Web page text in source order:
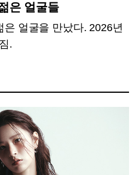
은 얼굴들
얼굴을 만났다. 2026년
.